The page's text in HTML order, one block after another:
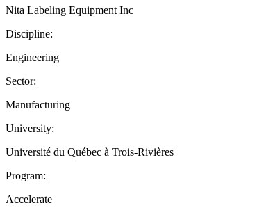
Nita Labeling Equipment Inc
Discipline:
Engineering
Sector:
Manufacturing
University:
Université du Québec à Trois-Rivières
Program:
Accelerate